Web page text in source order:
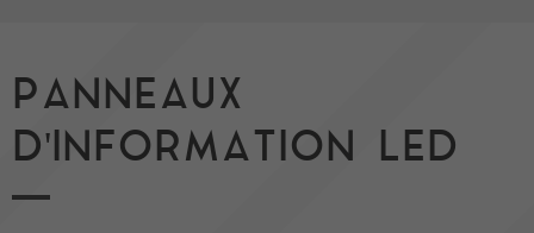
PANNEAUX
D'INFORMATION LED